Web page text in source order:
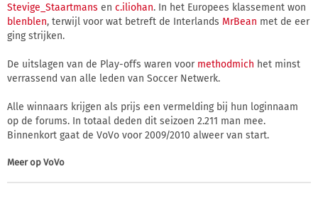
Stevige_Staartmans en c.iliohan. In het Europees klassement won
blenblen, terwijl voor wat betreft de Interlands MrBean met de eer
ging strijken.
De uitslagen van de Play-offs waren voor methodmich het minst
verrassend van alle leden van Soccer Netwerk.
Alle winnaars krijgen als prijs een vermelding bij hun loginnaam
op de forums. In totaal deden dit seizoen 2.211 man mee.
Binnenkort gaat de VoVo voor 2009/2010 alweer van start.
Meer op VoVo